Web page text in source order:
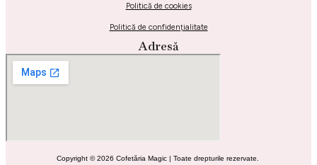
Politică de cookies
Politică de confidențialitate
Adresă
Copyright © 2026 Cofetăria Magic | Toate drepturile rezervate.